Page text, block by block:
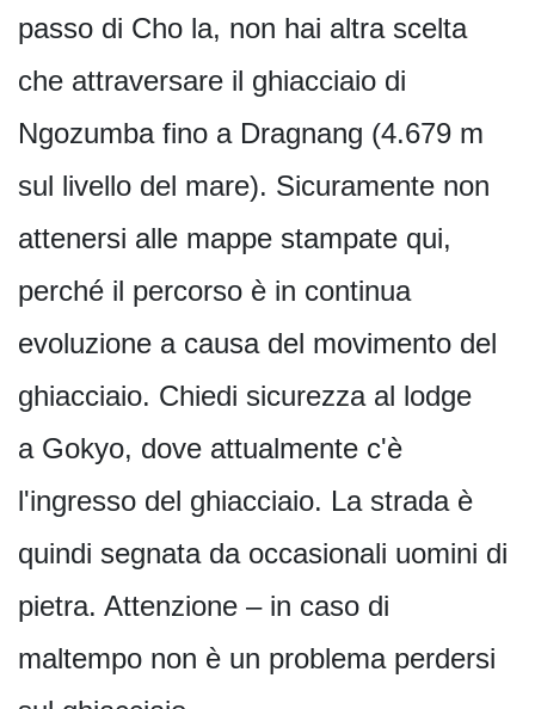
passo di Cho la, non hai altra scelta
che attraversare il ghiacciaio di
Ngozumba fino a Dragnang (4.679 m
sul livello del mare). Sicuramente non
attenersi alle mappe stampate qui,
perché il percorso è in continua
evoluzione a causa del movimento del
ghiacciaio. Chiedi sicurezza al lodge
a Gokyo, dove attualmente c'è
l'ingresso del ghiacciaio. La strada è
quindi segnata da occasionali uomini di
pietra. Attenzione – in caso di
maltempo non è un problema perdersi